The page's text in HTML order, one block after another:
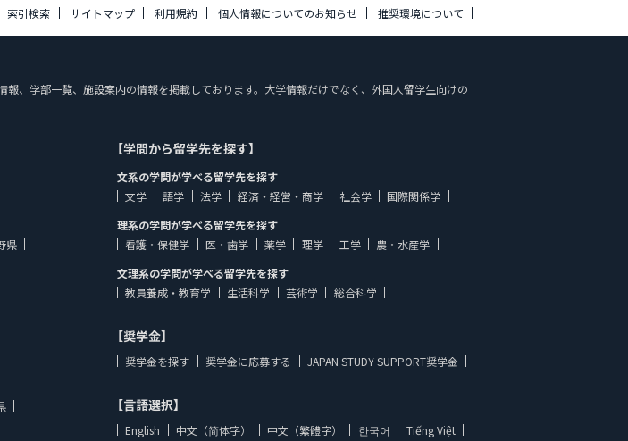
索引検索 サイトマップ 利用規約 個人情報についてのお知らせ 推奨環境について
報、学部一覧、施設案内の情報を掲載しております。大学情報だけでなく、外国人留学生向けの
県
【学問から留学先を探す】
文系の学問が学べる留学先を探す
文学
語学 法学 経済・経営・商学 社会学
国際関係学
理系の学問が学べる留学先を探す
看護・保健学
医・歯学 薬学 理学 工学
農・水産学
文理系の学問が学べる留学先を探す
教員養成・教育学
生活科学 芸術学 総合科学
【奨学金】
奨学金を探す 奨学金に応募する JAPAN STUDY SUPPORT奨学金
【言語選択】
English 中文（简体字） 中文（繁體字） 한국어
Tiếng Việt